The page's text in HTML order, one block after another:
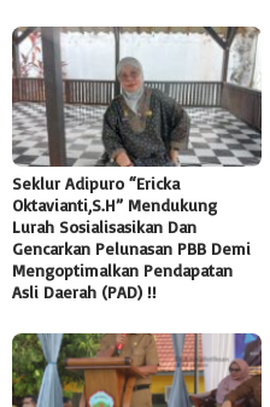
Seklur Adipuro “Ericka
Oktavianti,S.H” Mendukung
Lurah Sosialisasikan Dan
Gencarkan Pelunasan PBB Demi
Mengoptimalkan Pendapatan
Asli Daerah (PAD) !!